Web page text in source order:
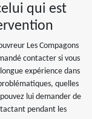
qui est
Les Compagons
contacter si vous
expérience dans
quelles
lui demander de
pendant les